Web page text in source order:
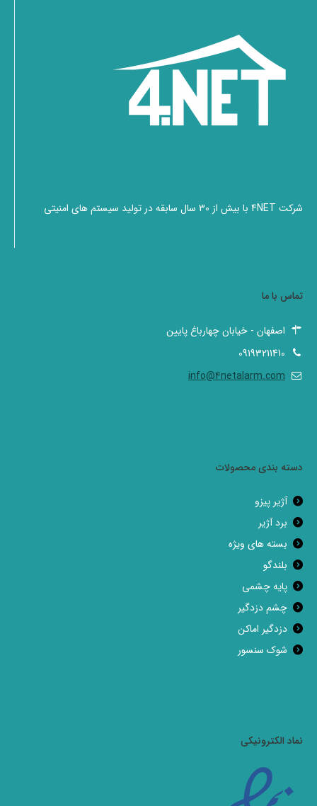
شرکت 4NET با بیش از 30 سال سابقه در تولید سیستم های امنیتی
تماس با ما
اصفهان - خیابان چهارباغ پایین
09193211410
info@4netalarm.com
دسته بندی محصولات
آژیر پیزو
برد آژیر
بسته های ویژه
بلندگو
پایه چشمی
چشم دزدگیر
دزدگیر اماکن
شوک سنسور
نماد الکترونیکی